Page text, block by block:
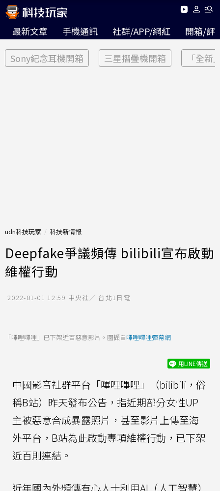
最新文章 手機通訊 社群/APP/網紅 開箱/評
Sony紀念耳機開箱 三星摺疊機開箱 「全新
udn科技玩家 科技新情報
Deepfake爭議頻傳 bilibili宣布啟動
維權行動
2022-01-01 12:59 中央社／ 台北1日電
「嗶哩嗶哩」已下架近百惡意影片。圖擷自嗶哩嗶哩彈幕網
用LINE傳送
中國影音社群平台「嗶哩嗶哩」（bilibili，俗
稱B站）昨天發布公告，指近期部分女性UP
主被惡意合成暴露照片，甚至影片上傳至海
外平台，B站為此啟動專項維權行動，已下架
近百則連結。
近年國內外頻傳有心人士利用AI（人工智慧）